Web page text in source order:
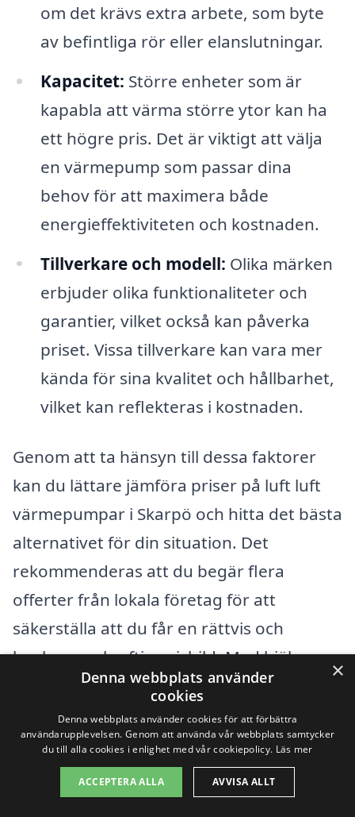
om det krävs extra arbete, som byte
av befintliga rör eller elanslutningar.
Kapacitet: Större enheter som är
kapabla att värma större ytor kan ha
ett högre pris. Det är viktigt att välja
en värmepump som passar dina
behov för att maximera både
energieffektiviteten och kostnaden.
Tillverkare och modell: Olika märken
erbjuder olika funktionaliteter och
garantier, vilket också kan påverka
priset. Vissa tillverkare kan vara mer
kända för sina kvalitet och hållbarhet,
vilket kan reflekteras i kostnaden.
Genom att ta hänsyn till dessa faktorer
kan du lättare jämföra priser på luft luft
värmepumpar i Skarpö och hitta det bästa
alternativet för din situation. Det
rekommenderas att du begär flera
offerter från lokala företag för att
säkerställa att du får en rättvis och
konkurrenskraftig prisbild. Med hjälp av
vår plattform kan du enkelt hitta pålitliga
installatörer av luft luft värmepumpar och
få de bästa erbjudandena anpassade
efter dina specifika behov. På så sätt kan
du känna dig trygg i ditt val av både
×
Denna webbplats använder
cookies
Denna webbplats använder cookies för att förbättra
användarupplevelsen. Genom att använda vår webbplats samtycker
du till alla cookies i enlighet med vår cookiepolicy. Läs mer
ACCEPTERA ALLA AVVISA ALLT